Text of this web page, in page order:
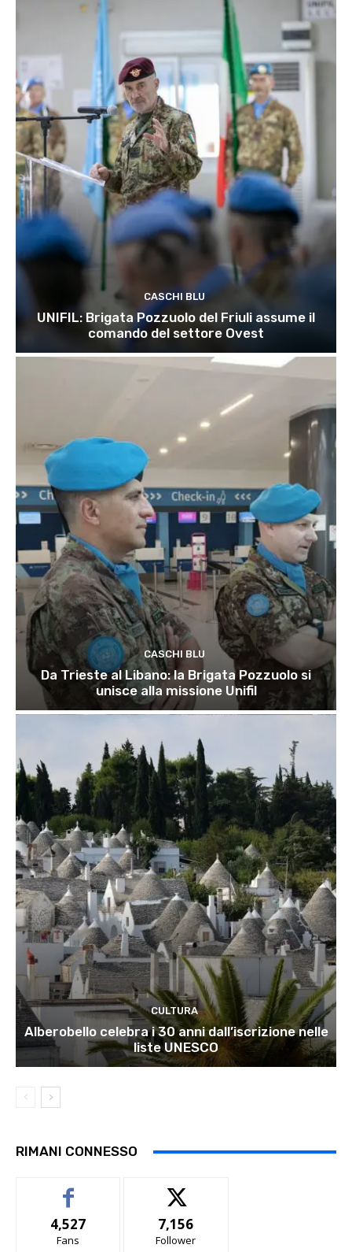
CASCHI BLU
UNIFIL: Brigata Pozzuolo del Friuli assume il
comando del settore Ovest
CASCHI BLU
Da Trieste al Libano: la Brigata Pozzuolo si
unisce alla missione Unifil
CULTURA
Alberobello celebra i 30 anni dall’iscrizione nelle
liste UNESCO
RIMANI CONNESSO
4,527
Fans
7,156
Follower